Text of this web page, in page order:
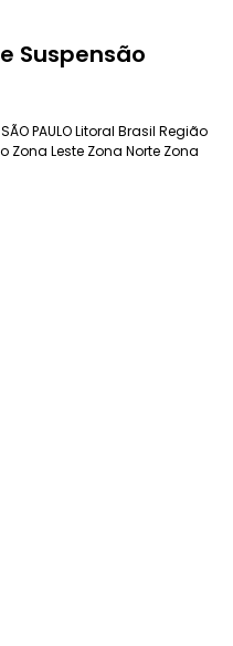
Suspensão
PAULOLitoral Brasil Região
Zona Leste Zona Norte Zona